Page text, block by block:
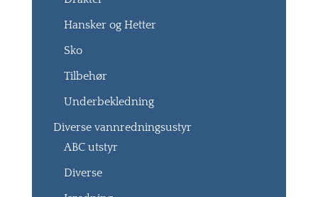
Hansker og Hetter
Sko
Tilbehør
Underbekledning
Diverse vannredningsustyr
ABC utstyr
Diverse